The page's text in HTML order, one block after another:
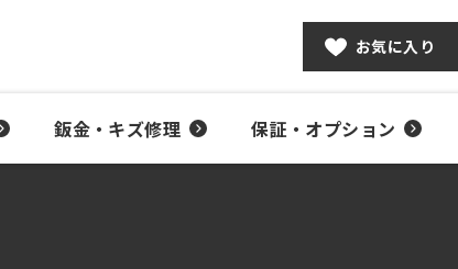
お気に入り
鈑金・キズ修理 保証・オプション